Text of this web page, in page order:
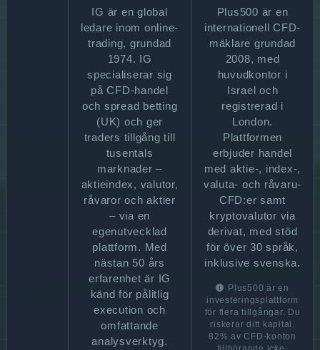
IG är en global
ledare inom online-
trading, grundad
1974. IG
specialiserar sig
på CFD-handel
och spread betting
(UK) och ger
traders tillgång till
tusentals
marknader –
aktieindex, valutor,
råvaror och aktier
– via en
egenutvecklad
plattform. Med
nästan 50 års
erfarenhet är IG
känd för pålitlig
execution och
omfattande
analysverktyg.
Plus500 är en
internationell CFD-
mäklare grundad
2008, med
huvudkontor i
Israel och
registrerad i
London.
Plattformen
erbjuder handel
med aktie-, index-,
valuta- och råvaru-
CFD:er samt
kryptovalutor via
derivat, med stöd
för över 30 språk,
inklusive svenska.
Plus500 är en
investeringsplattform
för flera tillgångar. Du
riskerar ditt kapital.
82% av CFD-konton